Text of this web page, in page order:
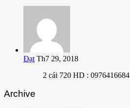
Đạt Th7 29, 2018
2 cái 720 HD : 0976416684
Archive